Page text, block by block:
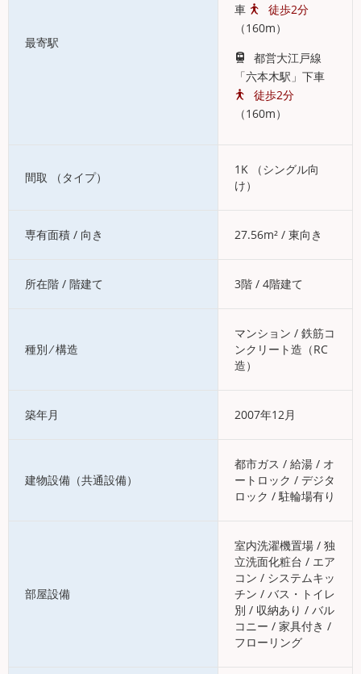
最寄駅
車
徒歩2分
（160m）
都営大江戸線
「六本木駅」下車
徒歩2分
（160m）
間取 （タイプ）
1K （シングル向
け）
専有面積 / 向き 27.56m² / 東向き
所在階 / 階建て 3階 / 4階建て
種別 ⁄ 構造
マンション / 鉄筋コ
ンクリート造（RC
造）
築年月 2007年12月
建物設備（共通設備）
都市ガス / 給湯 / オ
ートロック / デジタ
ロック / 駐輪場有り
部屋設備
室内洗濯機置場 / 独
立洗面化粧台 / エア
コン / システムキッ
チン / バス・トイレ
別 / 収納あり / バル
コニー / 家具付き /
フローリング